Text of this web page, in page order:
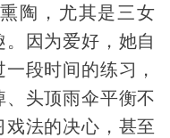
陶，尤其是三女
因为爱好，她自
段时间的练习，
、头顶雨伞平衡不
法的决心，甚至